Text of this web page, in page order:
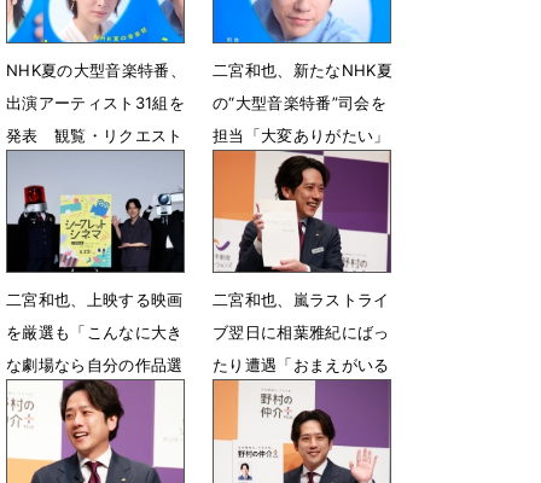
NHK夏の大型音楽特番、
出演アーティスト31組を
発表 観覧・リクエスト
7月3日 22時00分
二宮和也、新たなNHK夏
の“大型音楽特番”司会を
担当「大変ありがたい」
7月2日 14時00分
二宮和也、上映する映画
を厳選も「こんなに大き
な劇場なら自分の作品選
べば良かった笑」
6月26日 19時04分
二宮和也、嵐ラストライ
ブ翌日に相葉雅紀にばっ
たり遭遇「おまえがいる
んかいッ！」
6月4日 07時44分